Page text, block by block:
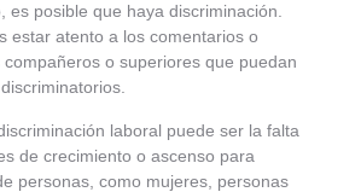
es posible que haya discriminación.
estar atento a los comentarios o
o superiores que puedan
laboral puede ser la falta
de crecimiento o ascenso para
personas, como mujeres, personas